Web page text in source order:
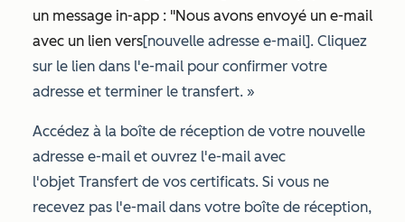
un message in-app : "Nous avons envoyé un e-mail
avec un lien vers[nouvelle adresse e-mail]. Cliquez
sur le lien dans l'e-mail pour confirmer votre
adresse et terminer le transfert. »
Accédez à la boîte de réception de votre nouvelle
adresse e-mail et ouvrez l'e-mail avec
l'objet Transfert de vos certificats. Si vous ne
recevez pas l'e-mail dans votre boîte de réception,